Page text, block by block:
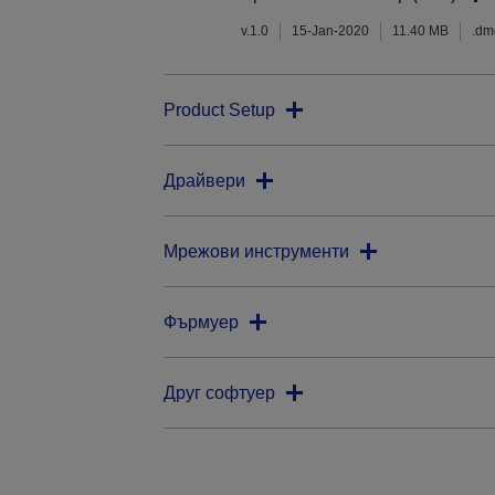
v.1.0 15-Jan-2020 11.40 MB
Product Setup
Драйвери
Мрежови инструменти
Фърмуер
Друг софтуер